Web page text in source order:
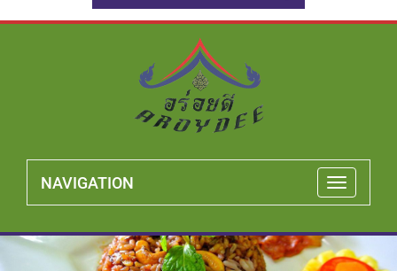
NAVIGATION
Toggle
navigation